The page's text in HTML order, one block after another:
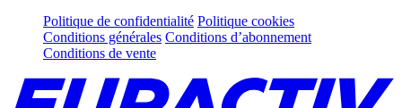
Politique de confidentialité Politique cookies
Conditions générales Conditions d’abonnement
Conditions de vente